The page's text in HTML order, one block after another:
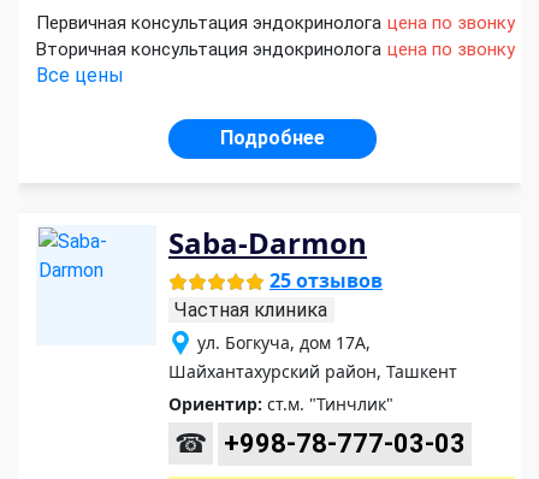
Первичная консультация эндокринолога цена по звонку
Вторичная консультация эндокринолога цена по звонку
Все цены
Подробнее
Saba-Darmon
25 отзывов
Частная клиника
ул. Богкуча, дом 17А,
Шайхантахурский район, Ташкент
Ориентир: ст.м. "Тинчлик"
☎ +998-78-777-03-03